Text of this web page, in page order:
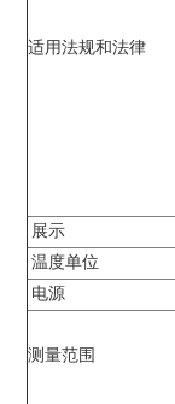
适用法规和法律
展示
温度单位
电源
测量范围